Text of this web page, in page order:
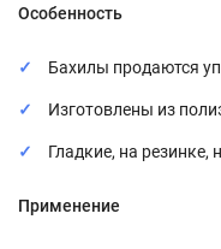
Особенность
Бахилы продаются
Изготовлены из
Гладкие, на резинке,
Применение